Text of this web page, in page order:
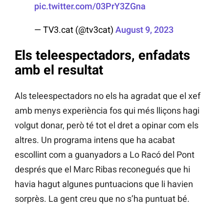
pic.twitter.com/03PrY3ZGna
— TV3.cat (@tv3cat) August 9, 2023
Els teleespectadors, enfadats
amb el resultat
Als teleespectadors no els ha agradat que el xef
amb menys experiència fos qui més lliçons hagi
volgut donar, però té tot el dret a opinar com els
altres. Un programa intens que ha acabat
escollint com a guanyadors a Lo Racó del Pont
després que el Marc Ribas reconegués que hi
havia hagut algunes puntuacions que li havien
sorprès. La gent creu que no s’ha puntuat bé.